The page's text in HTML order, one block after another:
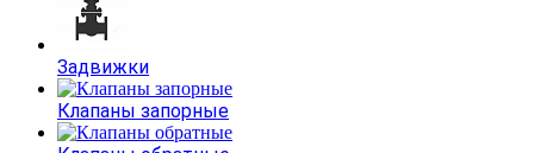
Задвижки
Клапаны запорные